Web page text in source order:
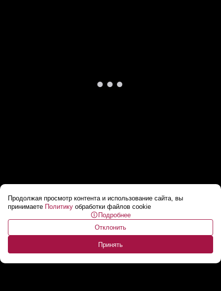
Продолжая просмотр контента и использование сайта, вы
принимаете Политику обработки файлов cookie
Подробнее
Отклонить
Принять
Макрон: вступление в НАТО Украине не
светит...